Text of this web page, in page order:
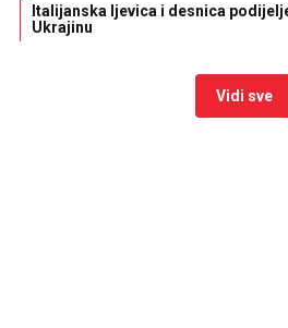
Italijanska ljevica i desnica
Ukrajinu
Vidi sve